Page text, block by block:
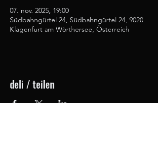
07. nov. 2025, 19:00
Südbahngürtel 24, Südbahngürtel 24, 9020
Klagenfurt am Wörthersee, Österreich
deli / teilen